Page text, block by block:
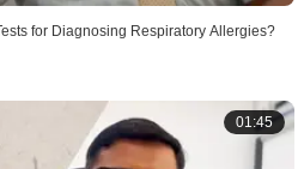
for Diagnosing Respiratory Allergies?
01:45